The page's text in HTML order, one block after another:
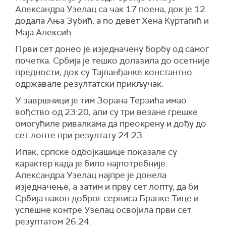
Александра Узелац са чак 17 поена, док је 12
додала Ања Зубић, а по девет Хена Куртагић и
Маја Алексић.
Први сет донео је изједначену борбу од самог
почетка. Србија је тешко долазила до осетније
предности, док су Тајланђанке константно
одржавале резултатски прикључак.
У завршници је тим Зорана Терзића имао
вођство од 23:20, али су три везане грешке
омогућиле ривалкама да преокрену и дођу до
сет лопте при резултату 24:23.
Ипак, српске одбојкашице показале су
карактер када је било најпотребније.
Александра Узелац најпре је донела
изједначење, а затим и прву сет лопту, да би
Србија након доброг сервиса Бранке Тице и
успешне контре Узелац освојила први сет
резултатом 26:24.